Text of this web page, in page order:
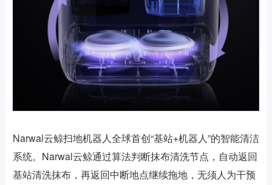
Narwal云鲸扫地机器人全球首创“基站+机器人”的智能清洁
系统。Narwal云鲸通过算法判断抹布清洗节点，自动返回
基站清洗抹布，再返回中断地点继续拖地，无须人为干预